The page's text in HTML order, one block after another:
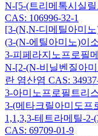
N-[5-(트리메톡시실
CAS: 106996-32-1
[3-(N,N-디메틸아미
(3-(N-에틸아미노)이
3-피페라지노프로필
N-[2-(N-비닐벤질아
란 염산염 CAS:
3-아미노프로필트리
3-(메타크릴아미도프
1,1,3,3-테트라메틸-
CAS: 69709-01-9